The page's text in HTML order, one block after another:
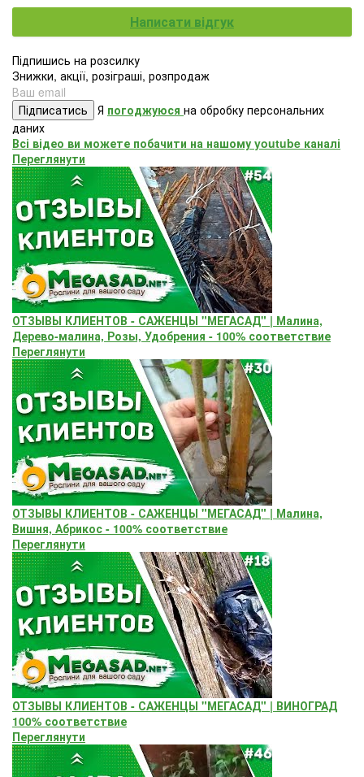
Написати відгук
Підпишись на розсилку
Знижки, акції, розіграші, розпродаж
Підписатись Я погоджуюся на обробку персональних
даних
Всі відео ви можете побачити на нашому youtube каналі
Переглянути
ОТЗЫВЫ КЛИЕНТОВ - САЖЕНЦЫ "МЕГАСАД" | Малина,
Дерево-малина, Розы, Удобрения - 100% соответствие
Переглянути
ОТЗЫВЫ КЛИЕНТОВ - САЖЕНЦЫ "МЕГАСАД" | Малина,
Вишня, Абрикос - 100% соответствие
Переглянути
ОТЗЫВЫ КЛИЕНТОВ - САЖЕНЦЫ "МЕГАСАД" | ВИНОГРАД
100% соответствие
Переглянути